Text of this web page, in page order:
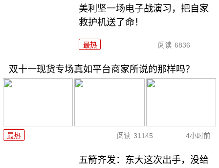
美利坚一场电子战演习，把自家
救护机送了命！
最热 阅读 6836
双十一现货专场真如平台商家所说的那样吗？
最热 阅读 31145 4小时前
五箭齐发：东大这次出手，没给